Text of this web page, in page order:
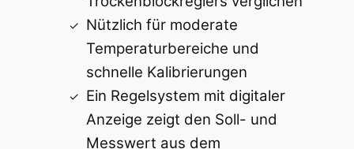
Nützlich für moderate
Temperaturbereiche und
schnelle Kalibrierungen
Ein Regelsystem mit digitaler
Anzeige zeigt den Soll- und
Messwert aus dem